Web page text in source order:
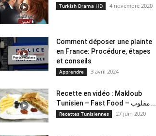
Turkish Drama HD 4 novembre 2020
Comment déposer une plainte
en France: Procédure, étapes
et conseils
Apprendre 3 avril 2024
Recette en vidéo : Makloub
Tunisien – Fast Food – مقلوب...
Recettes Tunisiennes 27 juin 2020